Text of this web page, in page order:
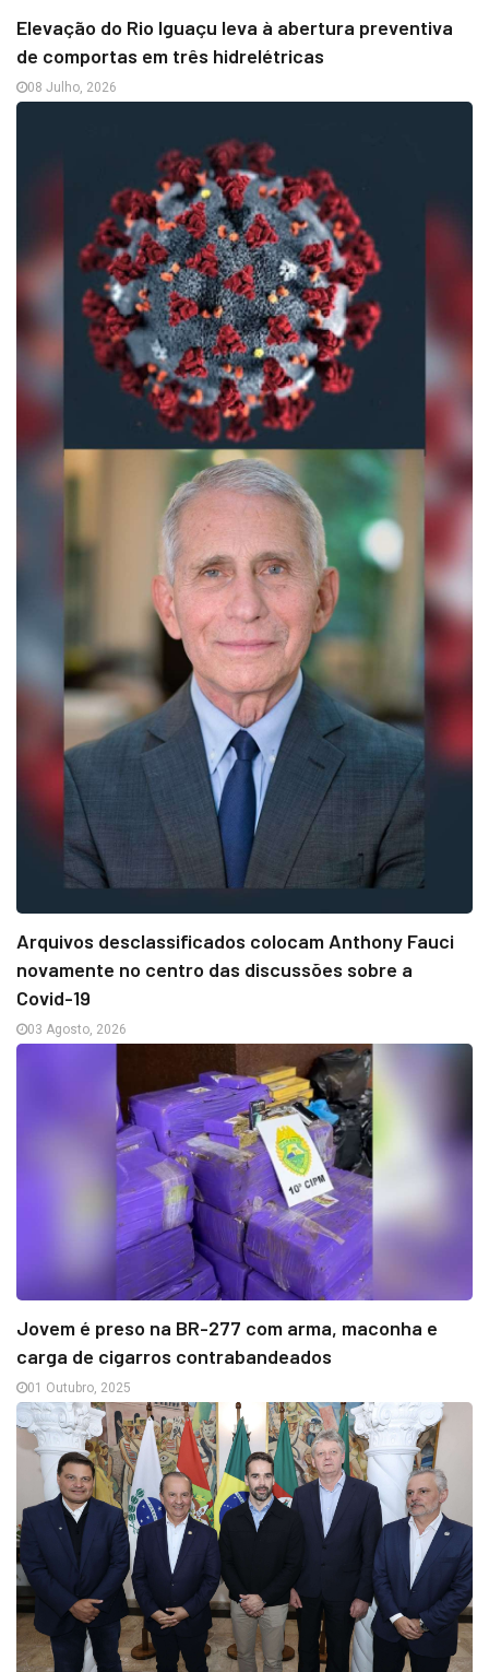
Elevação do Rio Iguaçu leva à abertura preventiva
de comportas em três hidrelétricas
08 Julho, 2026
Arquivos desclassificados colocam Anthony Fauci
novamente no centro das discussões sobre a
Covid-19
03 Agosto, 2026
Jovem é preso na BR-277 com arma, maconha e
carga de cigarros contrabandeados
01 Outubro, 2025